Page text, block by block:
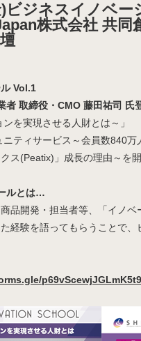
)ビジネスイノベ
株式会社 共同
Vol.1
取締役・CMO 藤田祐司 氏
を実現させる人財とは～」
ティサービス～会員数840
ス(Peatix)」成長の理由～を
ルとは…
品開発・担当者等、「イノ
経験を語ってもらうことで
p69vScewjJGLmK5t9